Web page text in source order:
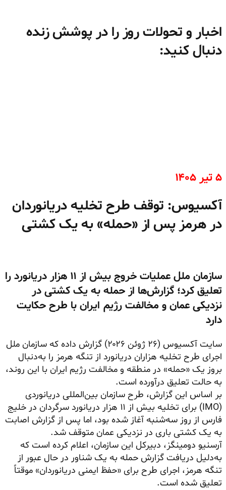
اخبار و تحولات روز را در پوشش زنده
دنبال کنید:
۵ تیر ۱۴۰۵
آکسیوس: توقف طرح تخلیه دریانوردان
در هرمز پس از «حمله» به یک کشتی
سازمان ملل عملیات خروج بیش از ۱۱ هزار دریانورد را
تعلیق کرد؛ گزارش‌ها از حمله به یک کشتی در
نزدیکی عمان و مخالفت رژیم ایران با طرح حکایت
دارد
سایت آکسیوس (۲۶ ژوئن ۲۰۲۶) گزارش داده که سازمان ملل
اجرای طرح تخلیه هزاران دریانورد از تنگه هرمز را به‌دنبال
بروز یک «حمله» در منطقه و مخالفت رژیم ایران با این روند،
به حالت تعلیق درآورده است.
بر اساس این گزارش، طرح سازمان بین‌المللی دریانوردی
(IMO) برای تخلیه بیش از ۱۱ هزار دریانورد سرگردان در خلیج
فارس از روز سه‌شنبه آغاز شده بود، اما پس از گزارش اصابت
به یک کشتی باری در نزدیکی عمان متوقف شد.
آرسنیو دومینگز، دبیرکل این سازمان، اعلام کرده است که
به‌دلیل دریافت گزارش حمله به یک شناور در حال عبور از
تنگه هرمز، اجرای طرح برای «حفظ ایمنی دریانوردان» موقتاً
تعلیق شده است.